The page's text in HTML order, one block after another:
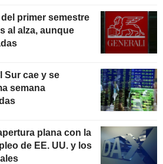
primer semestre
al alza, aunque
Sur cae y se
semana
plana con la
de EE. UU. y los